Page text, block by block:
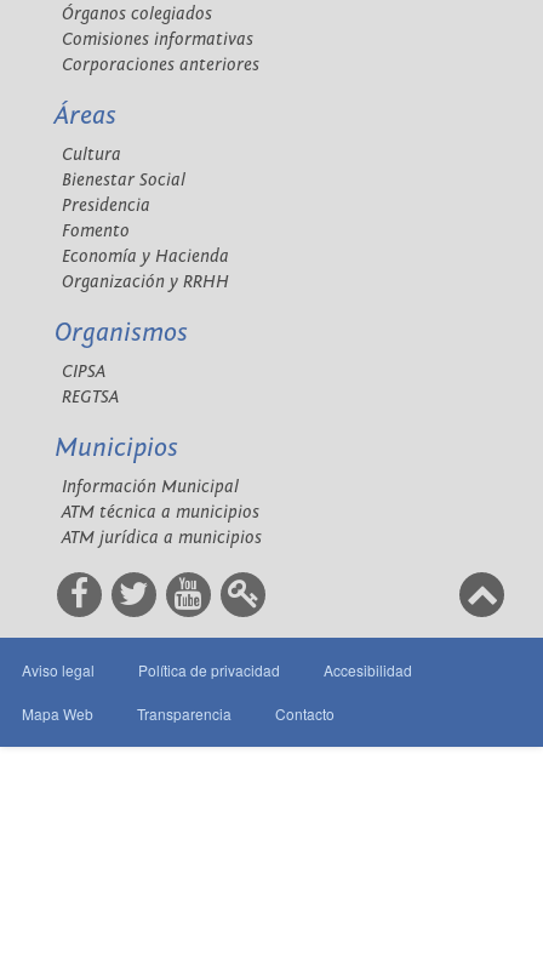
Órganos colegiados
Comisiones informativas
Corporaciones anteriores
Áreas
Cultura
Bienestar Social
Presidencia
Fomento
Economía y Hacienda
Organización y RRHH
Organismos
CIPSA
REGTSA
Municipios
Información Municipal
ATM técnica a municipios
ATM jurídica a municipios
Aviso legal Política de privacidad Accesibilidad
Mapa Web Transparencia Contacto